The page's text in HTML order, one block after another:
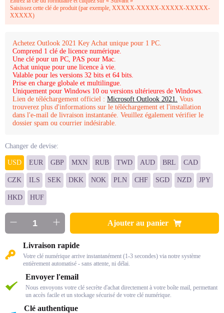
Saisissez cette clé de produit (par exemple, XXXXX-XXXXX-XXXXX-XXXXX-
XXXXX)
Achetez Outlook 2021 Key Achat unique pour 1 PC.
Comprend 1 clé de licence numérique.
Une clé pour un PC, PAS pour Mac.
Achat unique pour une licence à vie.
Valable pour les versions 32 bits et 64 bits.
Prise en charge globale et multilingue.
Uniquement pour Windows 10 ou versions ultérieures de Windows.
Lien de téléchargement officiel : Microsoft Outlook 2021. Vous
trouverez plus d'informations sur le téléchargement et l'installation
dans l'e-mail de livraison instantanée. Veuillez également vérifier le
dossier spam ou courrier indésirable.
Changer de devise:
USD EUR GBP MXN RUB TWD AUD BRL CAD
CZK ILS SEK DKK NOK PLN CHF SGD NZD JPY
HKD HUF
Ajouter au panier
Livraison rapide
Votre clé numérique arrive instantanément (1-3 secondes) via notre système
entièrement automatisé - sans attente, ni délai.
Envoyer l'email
Nous envoyons votre clé secrète d'achat directement à votre boîte mail, permettant
un accès facile et un stockage sécurisé de votre clé numérique.
Clé authentique